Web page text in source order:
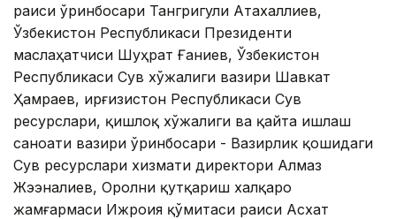
раиси ўринбосари Тангригули Атахаллиев,
Ўзбекистон Республикаси Президенти
маслаҳатчиси Шуҳрат Ғаниев, Ўзбекистон
Республикаси Сув хўжалиги вазири Шавкат
Ҳамраев, Қирғизистон Республикаси Сув
ресурслари, қишлоқ хўжалиги ва қайта ишлаш
саноати вазири ўринбосари - Вазирлик қошидаги
Сув ресурслари хизмати директори Алмаз
Жээналиев, Оролни қутқариш халқаро
жамғармаси Ижроия қўмитаси раиси Асхат